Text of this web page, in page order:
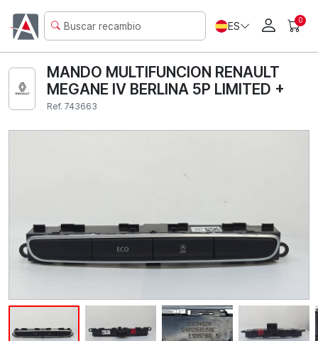
ES 0
MANDO MULTIFUNCION RENAULT
MEGANE IV BERLINA 5P LIMITED +
Ref. 743663